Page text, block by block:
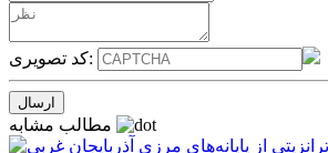
کد تصویری: